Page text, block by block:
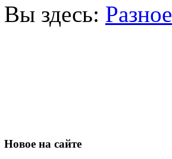
Вы здесь: Разное
Новое на сайте